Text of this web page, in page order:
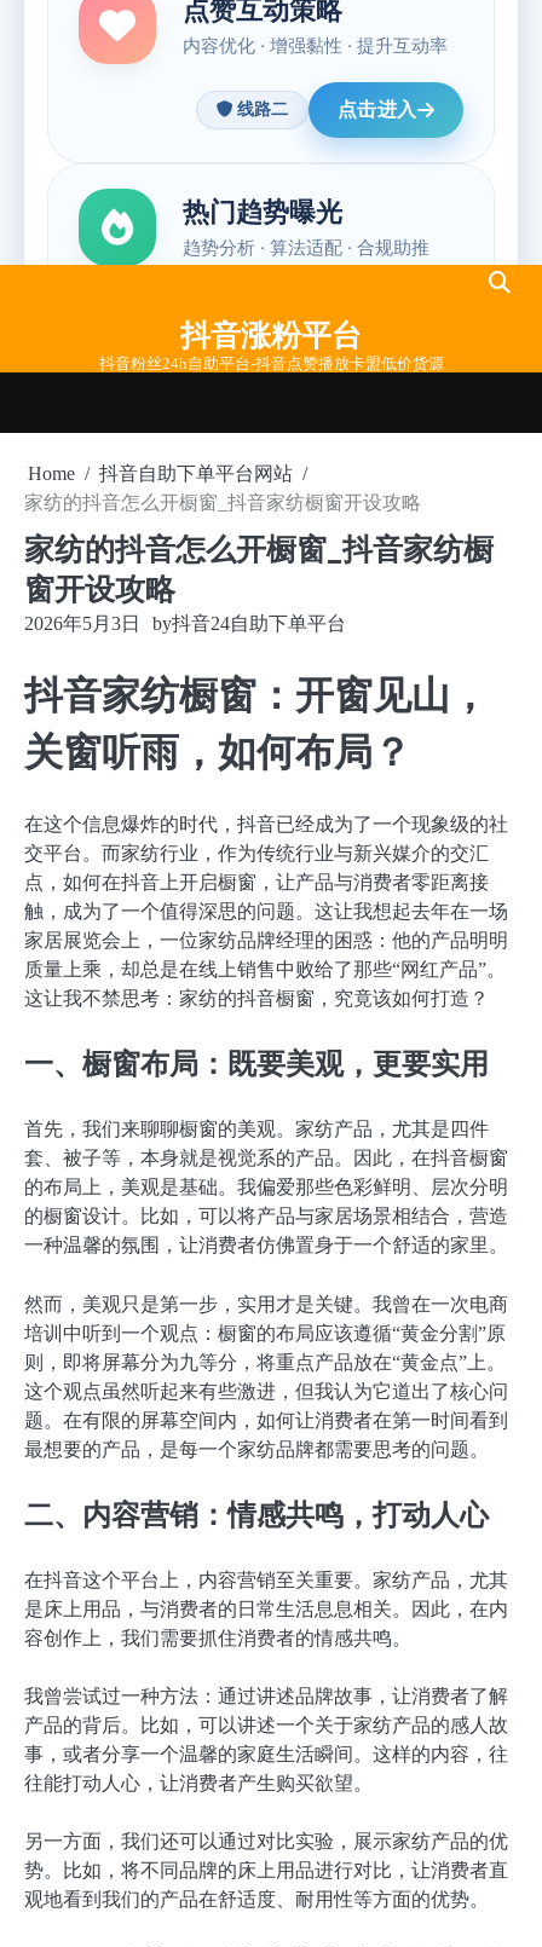
抖音涨粉平台
抖音粉丝24h自助平台-抖音点赞播放卡盟低价货源
Home
抖音自助下单平台网站
家纺的抖音怎么开橱窗_抖音家纺橱窗开设攻略
家纺的抖音怎么开橱窗_抖音家纺橱
窗开设攻略
2026年5月3日 by抖音24自助下单平台
抖音家纺橱窗：开窗见山，
关窗听雨，如何布局？
在这个信息爆炸的时代，抖音已经成为了一个现象级的社
交平台。而家纺行业，作为传统行业与新兴媒介的交汇
点，如何在抖音上开启橱窗，让产品与消费者零距离接
触，成为了一个值得深思的问题。这让我想起去年在一场
家居展览会上，一位家纺品牌经理的困惑：他的产品明明
质量上乘，却总是在线上销售中败给了那些“网红产品”。
这让我不禁思考：家纺的抖音橱窗，究竟该如何打造？
一、橱窗布局：既要美观，更要实用
首先，我们来聊聊橱窗的美观。家纺产品，尤其是四件
套、被子等，本身就是视觉系的产品。因此，在抖音橱窗
的布局上，美观是基础。我偏爱那些色彩鲜明、层次分明
的橱窗设计。比如，可以将产品与家居场景相结合，营造
一种温馨的氛围，让消费者仿佛置身于一个舒适的家里。
然而，美观只是第一步，实用才是关键。我曾在一次电商
培训中听到一个观点：橱窗的布局应该遵循“黄金分割”原
则，即将屏幕分为九等分，将重点产品放在“黄金点”上。
这个观点虽然听起来有些激进，但我认为它道出了核心问
题。在有限的屏幕空间内，如何让消费者在第一时间看到
最想要的产品，是每一个家纺品牌都需要思考的问题。
二、内容营销：情感共鸣，打动人心
在抖音这个平台上，内容营销至关重要。家纺产品，尤其
是床上用品，与消费者的日常生活息息相关。因此，在内
容创作上，我们需要抓住消费者的情感共鸣。
我曾尝试过一种方法：通过讲述品牌故事，让消费者了解
产品的背后。比如，可以讲述一个关于家纺产品的感人故
事，或者分享一个温馨的家庭生活瞬间。这样的内容，往
往能打动人心，让消费者产生购买欲望。
另一方面，我们还可以通过对比实验，展示家纺产品的优
势。比如，将不同品牌的床上用品进行对比，让消费者直
观地看到我们的产品在舒适度、耐用性等方面的优势。